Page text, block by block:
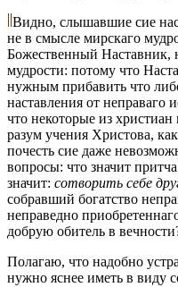
Видно, слышавшие сие
не в смысле мирскаго
Божественный Наставник,
мудрости: потому что
нужным прибавить что
наставления от неправаго
что некоторые из
разум учения Христова,
почесть cиe даже
вопросы: что значит
значит: сотворить ceбе
собравший богатство
неправедно
добрую обитель в
Полагаю, что надобно
нужно яснее иметь в виду